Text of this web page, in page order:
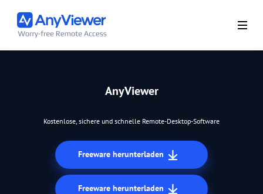
AnyViewer
Kostenlose, sichere und schnelle Remote-Desktop-Software
Freeware herunterladen
Freeware herunterladen